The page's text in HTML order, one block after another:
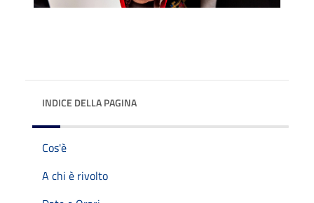
INDICE DELLA PAGINA
Cos'è
A chi è rivolto